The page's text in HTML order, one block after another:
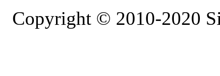
Copyright © 2010-2020